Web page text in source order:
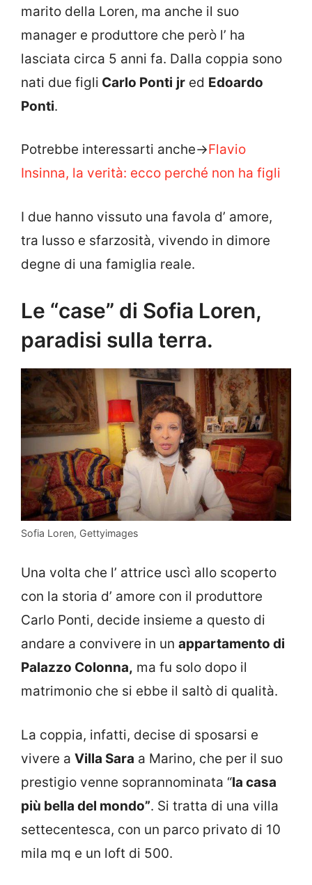
marito della Loren, ma anche il suo
manager e produttore che però l’ ha
lasciata circa 5 anni fa. Dalla coppia sono
nati due figli Carlo Ponti jr ed Edoardo
Ponti.
Potrebbe interessarti anche->Flavio
Insinna, la verità: ecco perché non ha figli
I due hanno vissuto una favola d’ amore,
tra lusso e sfarzosità, vivendo in dimore
degne di una famiglia reale.
Le “case” di Sofia Loren,
paradisi sulla terra.
Sofia Loren, Gettyimages
Una volta che l’ attrice uscì allo scoperto
con la storia d’ amore con il produttore
Carlo Ponti, decide insieme a questo di
andare a convivere in un appartamento di
Palazzo Colonna, ma fu solo dopo il
matrimonio che si ebbe il saltò di qualità.
La coppia, infatti, decise di sposarsi e
vivere a Villa Sara a Marino, che per il suo
prestigio venne soprannominata “la casa
più bella del mondo”. Si tratta di una villa
settecentesca, con un parco privato di 10
mila mq e un loft di 500.